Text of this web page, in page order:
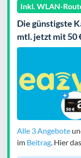
Inkl. WLAN-
Die günstigste
mtl. jetzt mit 50
Alle 3 Angebote
im Beitrag. Hier